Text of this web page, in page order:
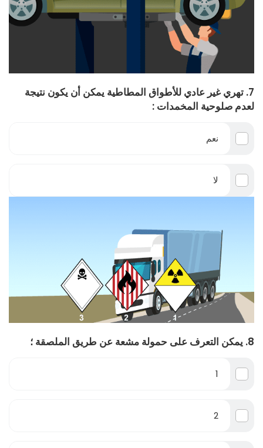
7. تهري غير عادي للأطواق المطاطية يمكن أن يكون نتيجة
لعدم صلوحية المخمدات :
نعم
لا
8. يمكن التعرف على حمولة مشعة عن طريق الملصقة ؛
1
2